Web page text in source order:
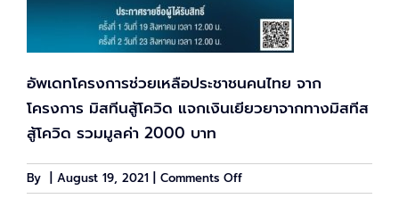
อัพเดทโครงการช่วยเหลือประชาชนคนไทย จาก
โครงการ มิสทีนสู้โควิด แจกเงินเยียวยาจากทางมิสทีส
สู้โควิด รวมมูลค่า 2000 บาท
By August 19, 2021 Comments Offon
อัพเดท